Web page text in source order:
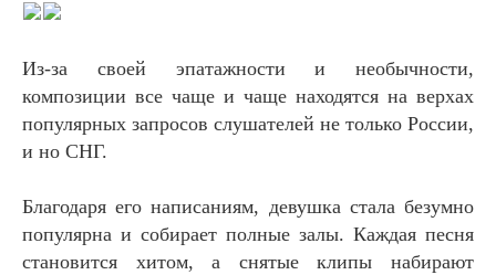
Из-за своей эпатажности и необычности,
композиции все чаще и чаще находятся на верхах
популярных запросов слушателей не только России,
и но СНГ.
Благодаря его написаниям, девушка стала безумно
популярна и собирает полные залы. Каждая песня
становится хитом, а снятые клипы набирают